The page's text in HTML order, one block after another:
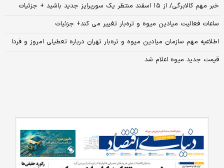
خبر مهم کالابرگی/ از ۱۵ اسفند منتظر یک سورپرایز جدید باشید + جزئیات
ساعات فعالیت میادین میوه و تره‌بار تغییر می کند+ جزئیات
اطلاعیه مهم سازمان میادین میوه و تره‌بار تهران درباره تعطیلی امروز و فردا
قیمت جدید میوه اعلام شد